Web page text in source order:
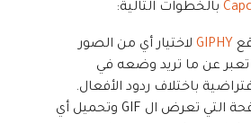
بالخطوات التالية:
GIPHY لاختيار أي من الصور
تعبر عن ما تريد وضعه في
باختلاف ردود الأفعال.
قم بفتح الصفحة التي تعرض ال GIF وتحميل أي